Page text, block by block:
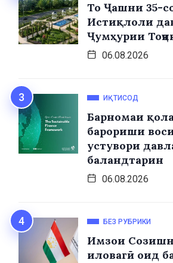
То Ҷашни 35-
Истиқлоли
Ҷумҳурии
06.08.2026
ИҚТИСОД
Барномаи
барориши
устувори
баландтарин
06.08.2026
БЕЗ РУБРИКИ
Имзои
иловагӣ оид